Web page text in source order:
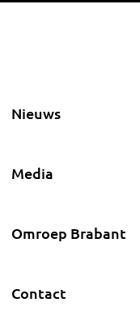
Nieuws
Media
Omroep Brabant
Contact